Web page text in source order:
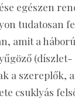
egészen
tudatosan
amit a
a szereplők,
csuklyás